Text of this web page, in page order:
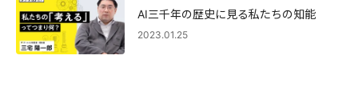
AI三千年の歴史に見る私たちの知能
2023.01.25